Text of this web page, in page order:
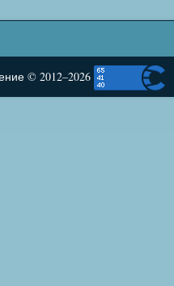
© 2012–2026